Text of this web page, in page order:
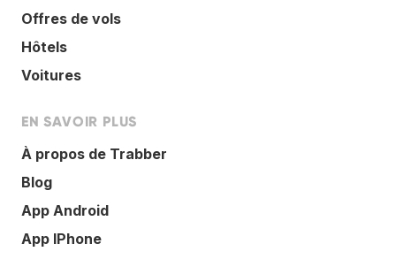
Offres de vols
Hôtels
Voitures
EN SAVOIR PLUS
À propos de Trabber
Blog
App Android
App IPhone